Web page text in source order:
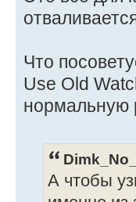
Что
Use Old
нормальную
А чтобы